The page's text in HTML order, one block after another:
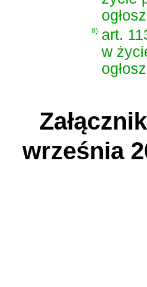
8) art.
w
Załącznik
września